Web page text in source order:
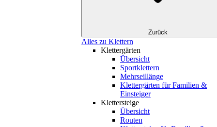
Zurück
Alles zu Klettern
Klettergärten
Übersicht
Sportklettern
Mehrseillänge
Klettergärten für Familien &
Einsteiger
Klettersteige
Übersicht
Routen